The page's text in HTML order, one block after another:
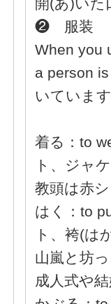
❷ 服装
When you
a person
いていま
着る：to
ト、ジャ
教頭は赤
はく：to
ト、袴(は
山嵐と坊
成人式や